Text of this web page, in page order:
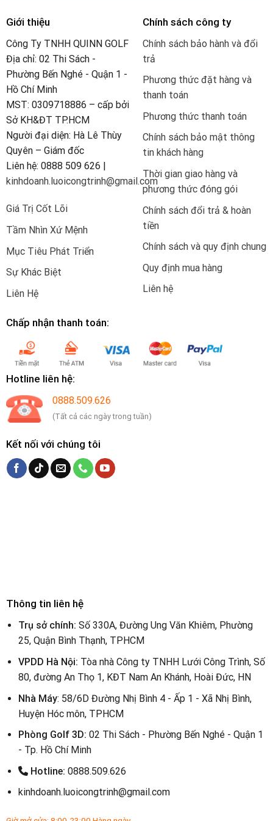
Giới thiệu
Công Ty TNHH QUINN GOLF
Địa chỉ: 02 Thi Sách -
Phường Bến Nghé - Quận 1 -
Hồ Chí Minh
MST: 0309718886 – cấp bởi
Sở KH&ĐT TP.HCM
Người đại diện: Hà Lê Thùy
Quyên – Giám đốc
Liên hệ: 0888 509 626 |
kinhdoanh.luoicongtrinh@gmail.com
Giá Trị Cốt Lõi
Tầm Nhìn Xứ Mệnh
Mục Tiêu Phát Triển
Sự Khác Biệt
Liên Hệ
Chính sách công ty
Chính sách bảo hành và đổi
trả
Phương thức đặt hàng và
thanh toán
Phương thức thanh toán
Chính sách bảo mật thông
tin khách hàng
Thời gian giao hàng và
phương thức đóng gói
Chính sách đổi trả & hoàn
tiền
Chính sách và quy định chung
Quy định mua hàng
Liên hệ
Chấp nhận thanh toán:
Hotline liên hệ:
0888.509.626
(Tất cả các ngày trong tuần)
Kết nối với chúng tôi
Thông tin liên hệ
Trụ sở chính: Số 330A, Đường Ung Văn Khiêm, Phường
25, Quận Bình Thạnh, TPHCM
VPDD Hà Nội: Tòa nhà Công ty TNHH Lưới Công Trình, Số
80, đường An Thọ 1, KĐT Nam An Khánh, Hoài Đức, HN
Nhà Máy: 58/6D Đường Nhị Bình 4 - Ấp 1 - Xã Nhị Bình,
Huyện Hóc môn, TPHCM
Phòng Golf 3D:02 Thi Sách - Phường Bến Nghé - Quận 1
- Tp. Hồ Chí Minh
Hotline: 0888.509.626
kinhdoanh.luoicongtrinh@gmail.com